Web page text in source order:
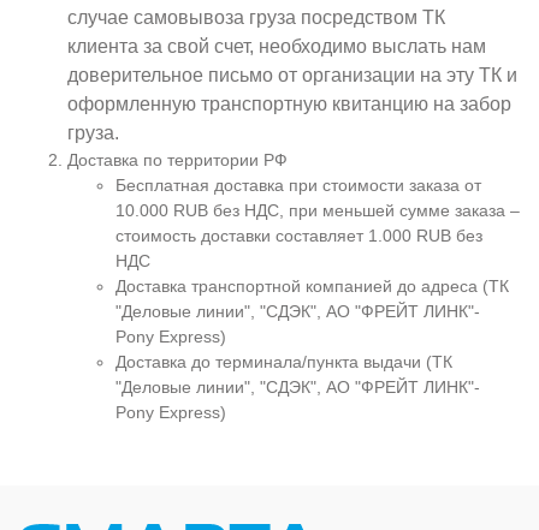
случае самовывоза груза посредством ТК
клиента за свой счет, необходимо выслать нам
доверительное письмо от организации на эту ТК и
оформленную транспортную квитанцию на забор
груза.
Доставка по территории РФ
Бесплатная доставка при стоимости заказа от
10.000 RUB без НДС, при меньшей сумме заказа –
стоимость доставки составляет 1.000 RUB без
НДС
Доставка транспортной компанией до адреса (ТК
"Деловые линии", "СДЭК", АО "ФРЕЙТ ЛИНК"-
Pony Express)
Доставка до терминала/пункта выдачи (ТК
"Деловые линии", "СДЭК", АО "ФРЕЙТ ЛИНК"-
Pony Express)